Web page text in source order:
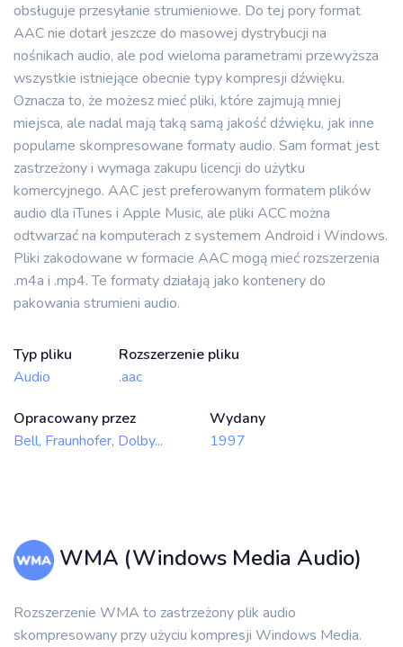
obsługuje przesyłanie strumieniowe. Do tej pory format
AAC nie dotarł jeszcze do masowej dystrybucji na
nośnikach audio, ale pod wieloma parametrami przewyższa
wszystkie istniejące obecnie typy kompresji dźwięku.
Oznacza to, że możesz mieć pliki, które zajmują mniej
miejsca, ale nadal mają taką samą jakość dźwięku, jak inne
popularne skompresowane formaty audio. Sam format jest
zastrzeżony i wymaga zakupu licencji do użytku
komercyjnego. AAC jest preferowanym formatem plików
audio dla iTunes i Apple Music, ale pliki ACC można
odtwarzać na komputerach z systemem Android i Windows.
Pliki zakodowane w formacie AAC mogą mieć rozszerzenia
.m4a i .mp4. Te formaty działają jako kontenery do
pakowania strumieni audio.
Typ pliku
Audio
Rozszerzenie pliku
.aac
Opracowany przez
Bell, Fraunhofer, Dolby...
Wydany
1997
WMA (Windows Media Audio)
Rozszerzenie WMA to zastrzeżony plik audio
skompresowany przy użyciu kompresji Windows Media.